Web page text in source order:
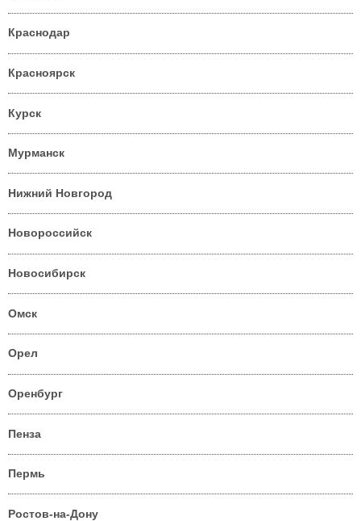
Краснодар
Красноярск
Курск
Мурманск
Нижний Новгород
Новороссийск
Новосибирск
Омск
Орел
Оренбург
Пенза
Пермь
Ростов-на-Дону